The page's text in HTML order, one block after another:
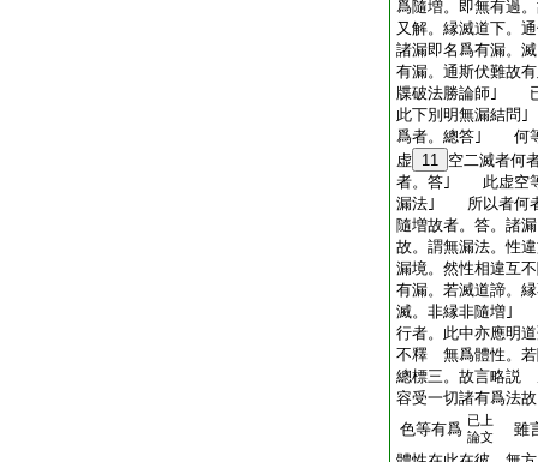
爲隨増。即無有過
又解。縁滅道下。
諸漏即名爲有漏。
有漏。通斯伏難故
牒破法勝論師｣ 已
此下別明無漏結
爲者。總答｣ 何
虚 11 空二滅者
者。答｣ 此虚空等
漏法｣ 所以者何
隨増故者。答。諸
故。謂無漏法。性
漏境。然性相違互
有漏。若滅道諦。
滅。非縁非隨増｣
行者。此中亦應明
不釋 無爲體性。若
總標三。故言略説
容受一切諸有爲法
色等有爲 已上
論文
雖